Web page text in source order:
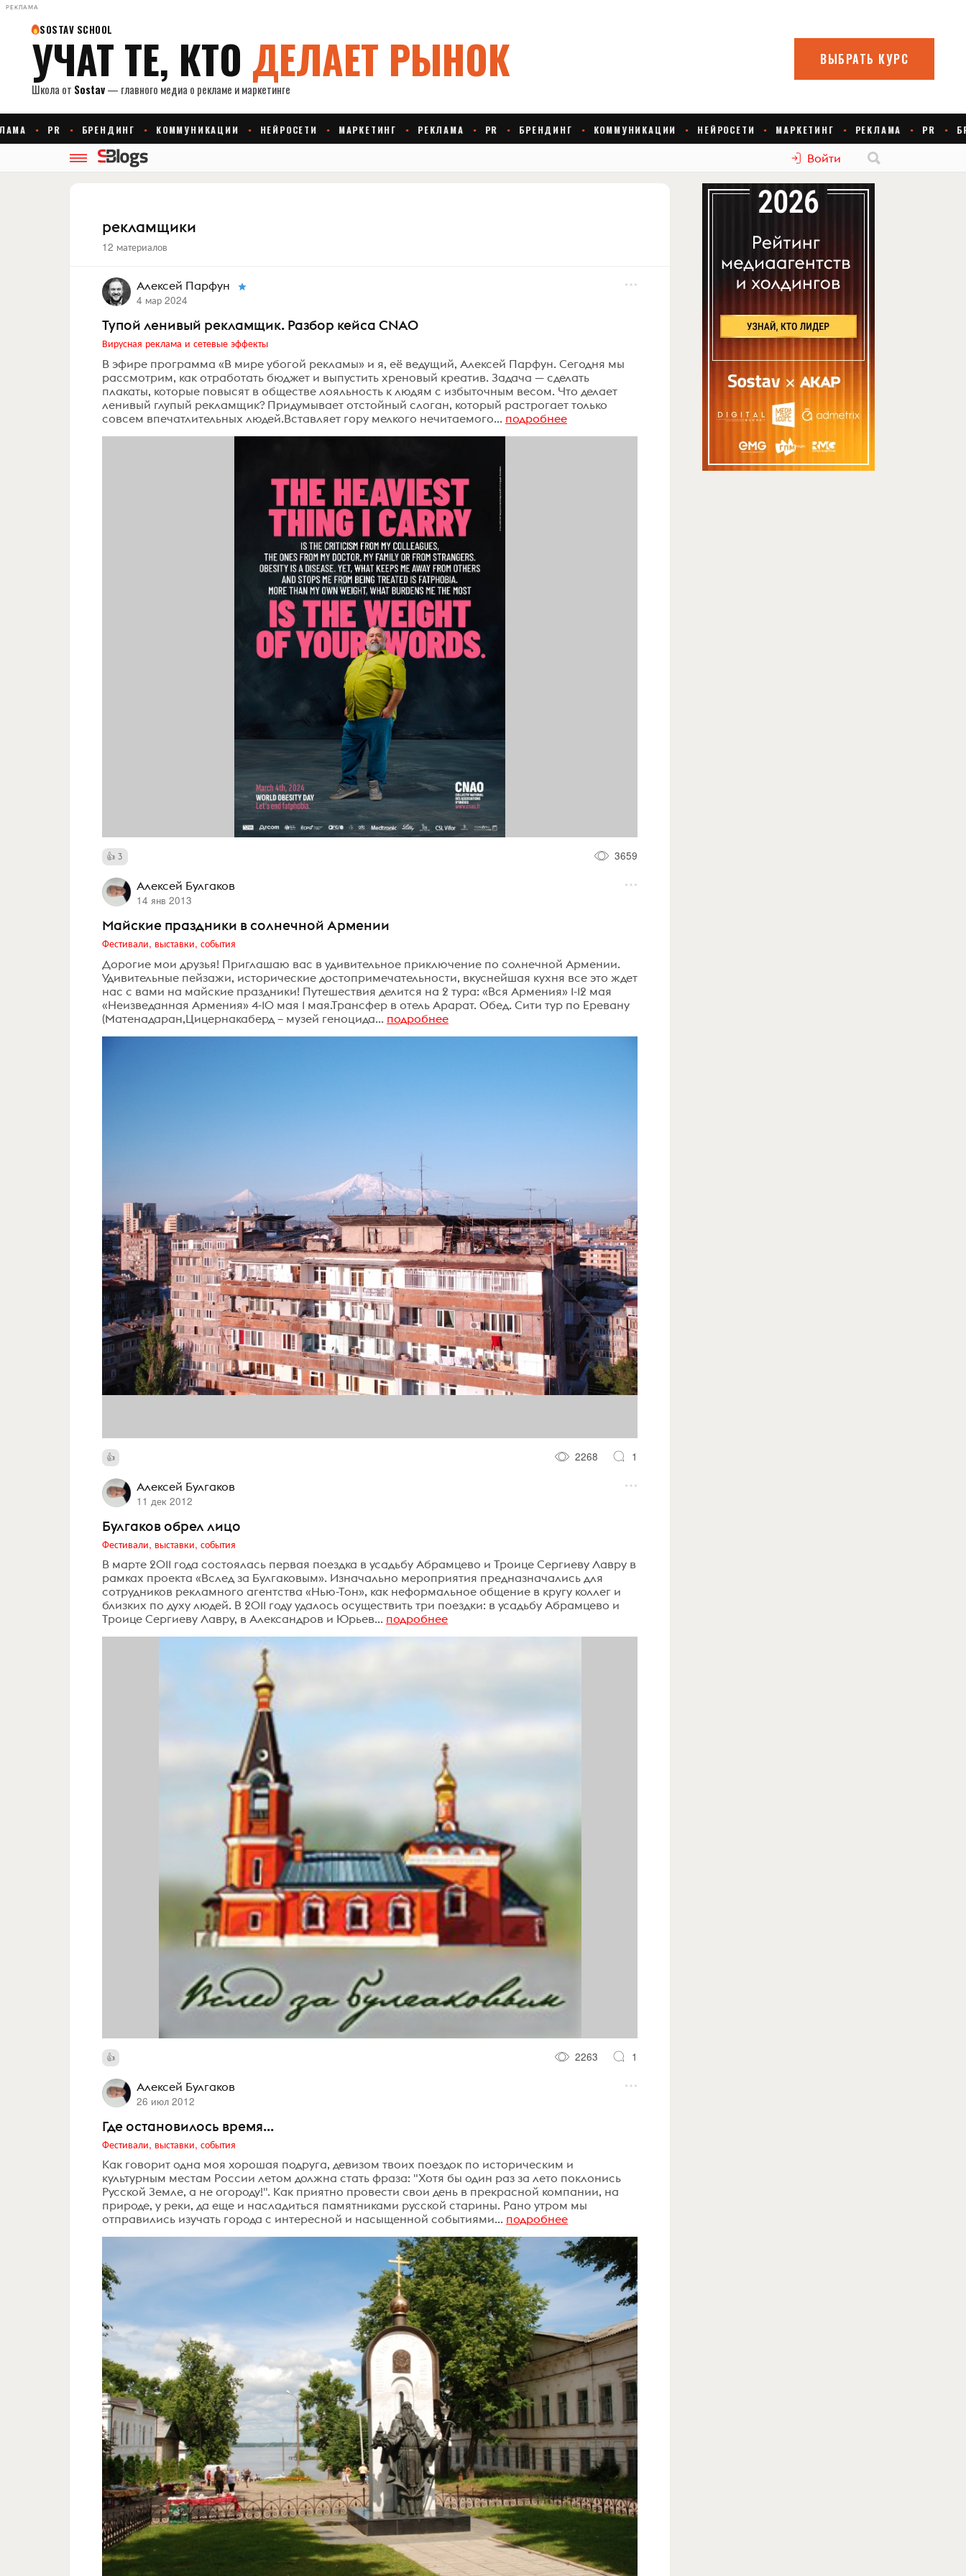
РЕКЛАМА
Войти
рекламщики
12 материалов
Алексей Парфун
4 мар 2024
Тупой ленивый рекламщик. Разбор кейса CNAO
Вирусная реклама и сетевые эффекты
В эфире программа «В мире убогой рекламы» и я, её ведущий, Алексей Парфун. Сегодня мы
рассмотрим, как отработать бюджет и выпустить хреновый креатив. Задача — сделать
плакаты, которые повысят в обществе лояльность к людям с избыточным весом. Что делает
ленивый глупый рекламщик? Придумывает отстойный слоган, который растрогает только
совсем впечатлительных людей.Вставляет гору мелкого нечитаемого... подробнее
3 3659
Алексей Булгаков
14 янв 2013
Майские праздники в солнечной Армении
Фестивали, выставки, события
Дорогие мои друзья! Приглашаю вас в удивительное приключение по солнечной Армении.
Удивительные пейзажи, исторические достопримечательности, вкуснейшая кухня все это ждет
нас с вами на майские праздники! Путешествия делится на 2 тура: «Вся Армения» 1-12 мая
«Неизведанная Армения» 4-10 мая 1 мая.Трансфер в отель Арарат. Обед. Сити тур по Еревану
(Матенадаран,Цицернакаберд – музей геноцида... подробнее
2268 1
Алексей Булгаков
11 дек 2012
Булгаков обрел лицо
Фестивали, выставки, события
В марте 2011 года состоялась первая поездка в усадьбу Абрамцево и Троице Сергиеву Лавру в
рамках проекта «Вслед за Булгаковым». Изначально мероприятия предназначались для
сотрудников рекламного агентства «Нью-Тон», как неформальное общение в кругу коллег и
близких по духу людей. В 2011 году удалось осуществить три поездки: в усадьбу Абрамцево и
Троице Сергиеву Лавру, в Александров и Юрьев... подробнее
2263 1
Алексей Булгаков
26 июл 2012
Где остановилось время...
Фестивали, выставки, события
Как говорит одна моя хорошая подруга, девизом твоих поездок по историческим и
культурным местам России летом должна стать фраза: "Хотя бы один раз за лето поклонись
Русской Земле, а не огороду!". Как приятно провести свои день в прекрасной компании, на
природе, у реки, да еще и насладиться памятниками русской старины. Рано утром мы
отправились изучать города с интересной и насыщенной событиями... подробнее